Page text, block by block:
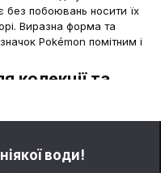
без побоювань носити їх
Виразна форма та
Pokémon помітним і
колекції та
підліткам,
любить брендований
води!